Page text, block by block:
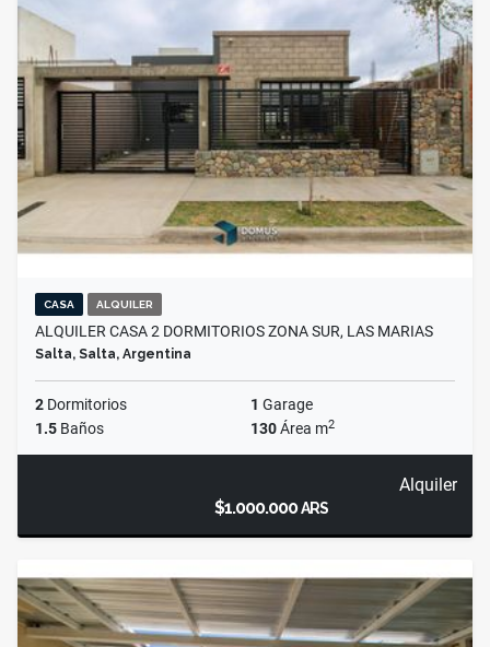
CASA ALQUILER
ALQUILER CASA 2 DORMITORIOS ZONA SUR, LAS MARIAS
Salta, Salta, Argentina
2 Dormitorios 1 Garage
1.5 Baños 130Área m2
Alquiler
$1.000.000ARS